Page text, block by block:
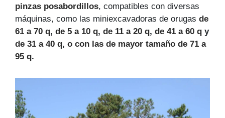
pinzas posabordillos, compatibles con diversas
máquinas, como las miniexcavadoras de orugas de
61 a 70 q, de 5 a 10 q, de 11 a 20 q, de 41 a 60 q y
de 31 a 40 q, o con las de mayor tamaño de 71 a
95 q.